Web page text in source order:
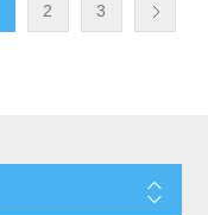
2 3